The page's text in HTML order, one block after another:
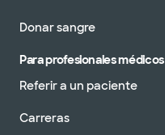
Donar sangre
Para profesionales médicos
Referir a un paciente
Carreras